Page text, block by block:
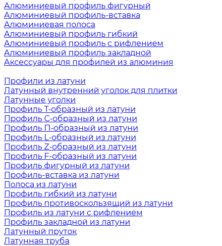
Алюминиевый профиль фигурный
Алюминиевый профиль-вставка
Алюминиевая полоса
Алюминиевый профиль гибкий
Алюминиевый профиль с рифлением
Алюминиевый профиль закладной
Аксессуары для профилей из алюминия
Профили из латуни
Латунный внутренний уголок для плитки
Латунные уголки
Профиль Т-образный из латуни
Профиль С-образный из латуни
Профиль П-образный из латуни
Профиль L-образный из латуни
Профиль Z-образный из латуни
Профиль F-образный из латуни
Профиль фигурный из латуни
Профиль-вставка из латуни
Полоса из латуни
Профиль гибкий из латуни
Профиль противоскользящий из латуни
Профиль из латуни с рифлением
Профиль закладной из латуни
Латунный пруток
Латунная труба